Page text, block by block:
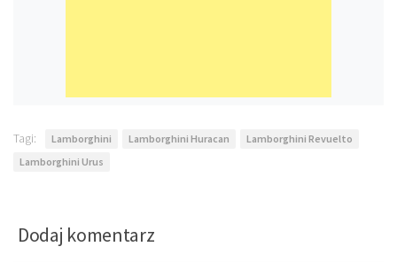
Tagi: Lamborghini Lamborghini Huracan
Lamborghini Revuelto
Lamborghini Urus
Dodaj komentarz